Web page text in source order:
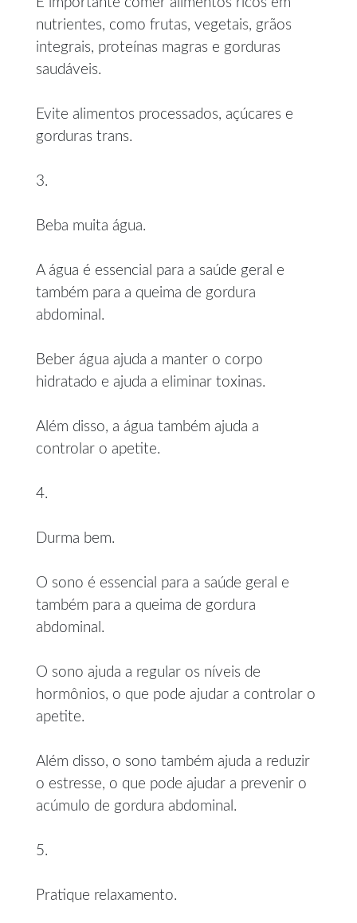
nutrientes, como frutas, vegetais, grãos
integrais, proteínas magras e gorduras
saudáveis.
Evite alimentos processados, açúcares e
gorduras trans.
3.
Beba muita água.
A água é essencial para a saúde geral e
também para a queima de gordura
abdominal.
Beber água ajuda a manter o corpo
hidratado e ajuda a eliminar toxinas.
Além disso, a água também ajuda a
controlar o apetite.
4.
Durma bem.
O sono é essencial para a saúde geral e
também para a queima de gordura
abdominal.
O sono ajuda a regular os níveis de
hormônios, o que pode ajudar a controlar o
apetite.
Além disso, o sono também ajuda a reduzir
o estresse, o que pode ajudar a prevenir o
acúmulo de gordura abdominal.
5.
Pratique relaxamento.